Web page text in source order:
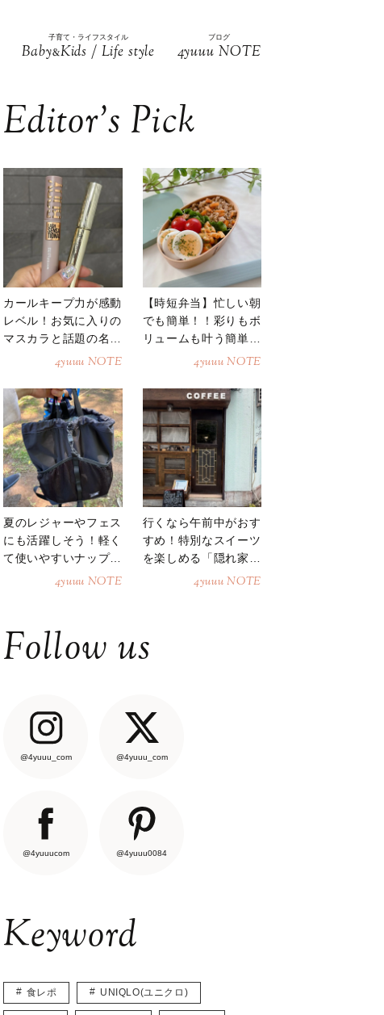
子育て・ライフスタイル
Baby&Kids / Life style
ブログ
4yuuu NOTE
Editor’s Pick
カールキープ力が感動
レベル！お気に入りの
マスカラと話題の名品
4yuuu NOTE
【時短弁当】忙しい朝
でも簡単！！彩りもボ
リュームも叶う簡単そ
4yuuu NOTE
夏のレジャーやフェス
にも活躍しそう！軽く
て使いやすいナップサ
4yuuu NOTE
行くなら午前中がおす
すめ！特別なスイーツ
を楽しめる「隠れ家カ
4yuuu NOTE
Follow us
@4yuuu_com @4yuuu_com
@4yuuucom @4yuuu0084
Keyword
食レポ UNIQLO(ユニクロ)